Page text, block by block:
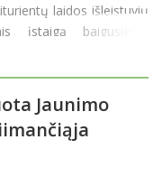
laidos išleistuvių
įstaigą baigusiems
švietimo baigimo
Jaunimo